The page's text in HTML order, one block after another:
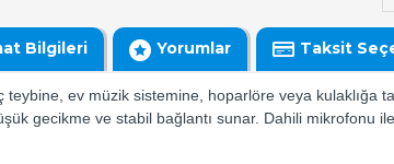
Bilgileri Yorumlar Taksit
teybine, ev müzik sistemine, hoparlöre veya kulaklığa
gecikme ve stabil bağlantı sunar. Dahili mikrofonu